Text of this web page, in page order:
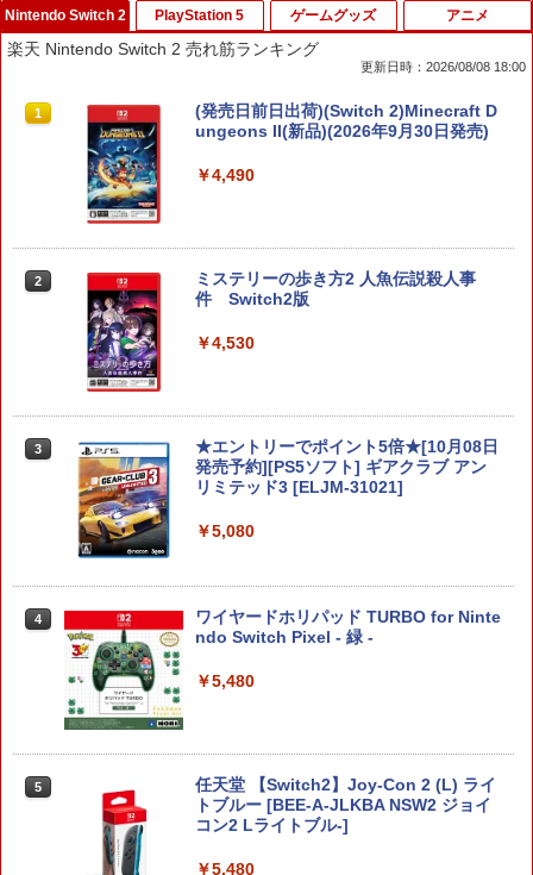
Nintendo Switch 2
楽天 Nintendo Switch 2 売れ筋ランキング
更新日時：2026/08/08 18:00
1
(発売日前日出荷)(Switch 2)Minecraft D
ungeons II(新品)(2026年9月30日発売)
￥4,490
2
ミステリーの歩き方2 人魚伝説殺人事
件 Switch2版
￥4,530
3
★エントリーでポイント5倍★[10月08日
発売予約][PS5ソフト] ギアクラブ アン
リミテッド3 [ELJM-31021]
￥5,080
4
ワイヤードホリパッド TURBO for Ninte
ndo Switch Pixel - 緑 -
￥5,480
5
任天堂 【Switch2】Joy-Con 2 (L) ライ
トブルー [BEE-A-JLKBA NSW2 ジョイ
コン2 Lライトブル-]
￥5,480
PlayStation 5 ゲームグッズ アニメ